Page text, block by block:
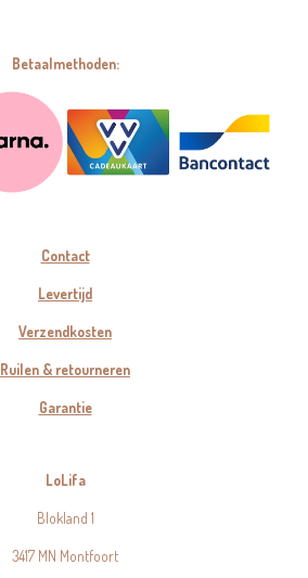
Betaalmethoden:
Contact
Levertijd
Verzendkosten
Ruilen & retourneren
Garantie
LoLifa
Blokland 1
3417 MN Montfoort